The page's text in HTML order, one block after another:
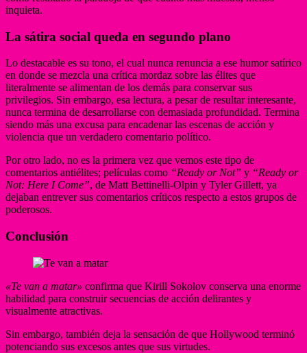
inquieta.
La sátira social queda en segundo plano
Lo destacable es su tono, el cual nunca renuncia a ese humor satírico
en donde se mezcla una crítica mordaz sobre las élites que
literalmente se alimentan de los demás para conservar sus
privilegios. Sin embargo, esa lectura, a pesar de resultar interesante,
nunca termina de desarrollarse con demasiada profundidad. Termina
siendo más una excusa para encadenar las escenas de acción y
violencia que un verdadero comentario político.
Por otro lado, no es la primera vez que vemos este tipo de
comentarios antiélites; películas como “Ready or Not” y “Ready or
Not: Here I Come”, de Matt Bettinelli-Olpin y Tyler Gillett, ya
dejaban entrever sus comentarios críticos respecto a estos grupos de
poderosos.
Conclusión
«Te van a matar» confirma que Kirill Sokolov conserva una enorme
habilidad para construir secuencias de acción delirantes y
visualmente atractivas.
Sin embargo, también deja la sensación de que Hollywood terminó
potenciando sus excesos antes que sus virtudes.